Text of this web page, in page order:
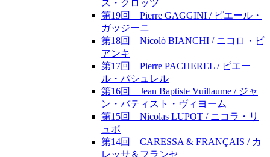
ス・クロッツ
第19回 Pierre GAGGINI / ピエール・
ガッジーニ
第18回 Nicolò BIANCHI / ニコロ・ビ
アンキ
第17回 Pierre PACHEREL / ピエー
ル・パシュレル
第16回 Jean Baptiste Vuillaume / ジャ
ン・バティスト・ヴィヨーム
第15回 Nicolas LUPOT / ニコラ・リ
ュポ
第14回 CARESSA & FRANÇAIS / カ
レッサ＆フランセ